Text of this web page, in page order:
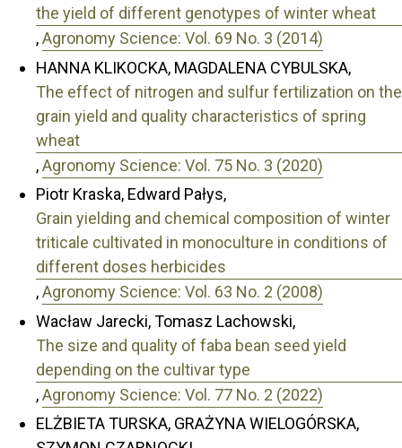
the yield of different genotypes of winter wheat
,Agronomy Science: Vol. 69 No. 3 (2014)
HANNA KLIKOCKA, MAGDALENA CYBULSKA,
The effect of nitrogen and sulfur fertilization on the
grain yield and quality characteristics of spring
wheat
,Agronomy Science: Vol. 75 No. 3 (2020)
Piotr Kraska, Edward Pałys,
Grain yielding and chemical composition of winter
triticale cultivated in monoculture in conditions of
different doses herbicides
,Agronomy Science: Vol. 63 No. 2 (2008)
Wacław Jarecki, Tomasz Lachowski,
The size and quality of faba bean seed yield
depending on the cultivar type
,Agronomy Science: Vol. 77 No. 2 (2022)
ELŻBIETA TURSKA, GRAŻYNA WIELOGÓRSKA,